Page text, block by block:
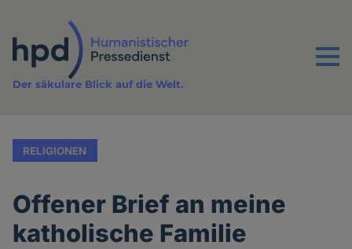
Inhalt
Menu
Der säkulare Blick auf die Welt.
RELIGIONEN
Offener Brief an meine
katholische Familie